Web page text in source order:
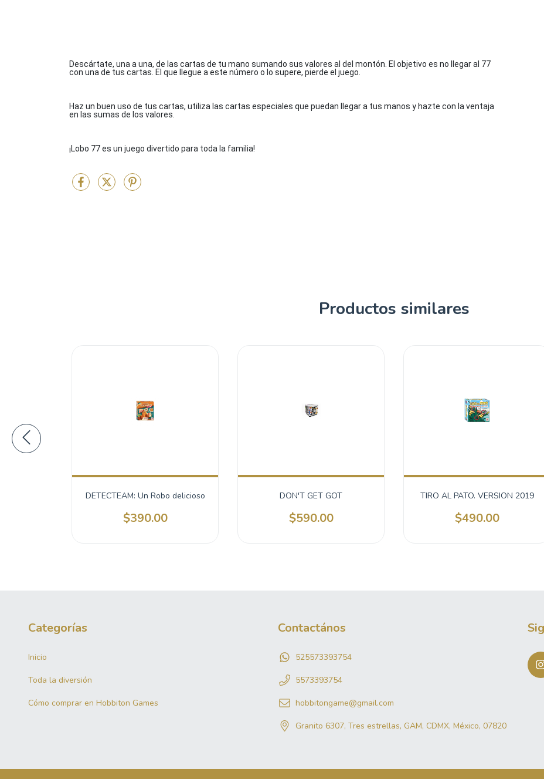
Descártate, una a una, de las cartas de tu mano sumando sus valores al del montón. El objetivo es no llegar al 77
con una de tus cartas. El que llegue a este número o lo supere, pierde el juego.
Haz un buen uso de tus cartas, utiliza las cartas especiales que puedan llegar a tus manos y hazte con la ventaja
en las sumas de los valores.
¡Lobo 77 es un juego divertido para toda la familia!
Productos similares
DETECTEAM: Un Robo delicioso
$390.00
DON'T GET GOT
$590.00
TIRO AL PATO. VERSION 2019
$490.00
Categorías
Inicio
Toda la diversión
Cómo comprar en Hobbiton Games
Contactános
525573393754
5573393754
hobbitongame@gmail.com
Granito 6307, Tres estrellas, GAM, CDMX, México, 07820